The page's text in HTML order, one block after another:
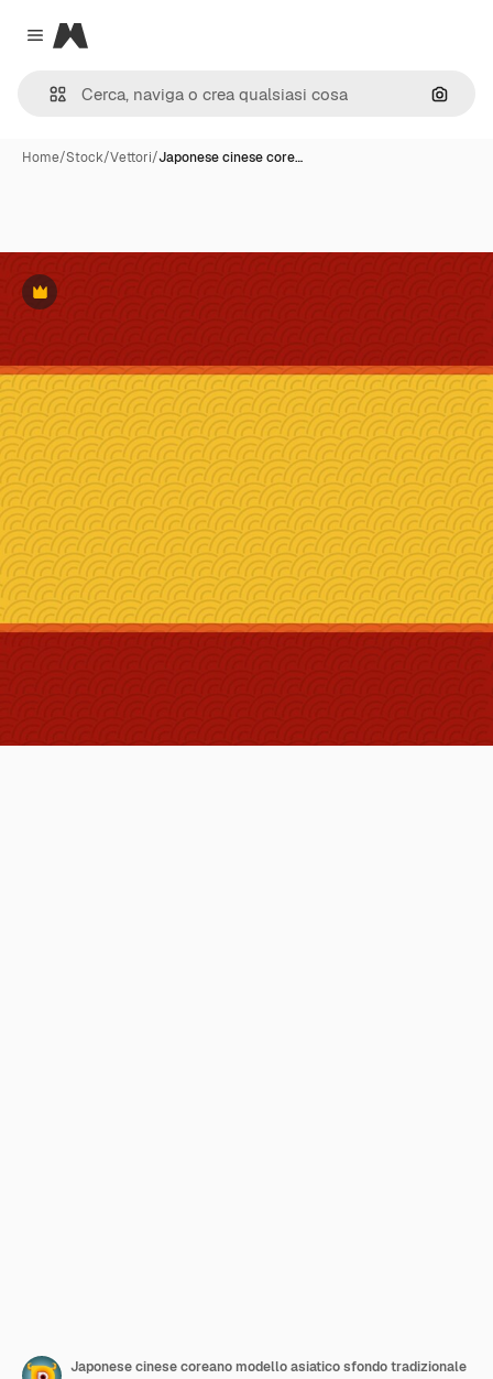
Close menu
Magnific
Cerca
Home/Stock/Vettori/Japonese cinese core…
Premium
Japonese cinese coreano modello asiatico sfondo tradizionale